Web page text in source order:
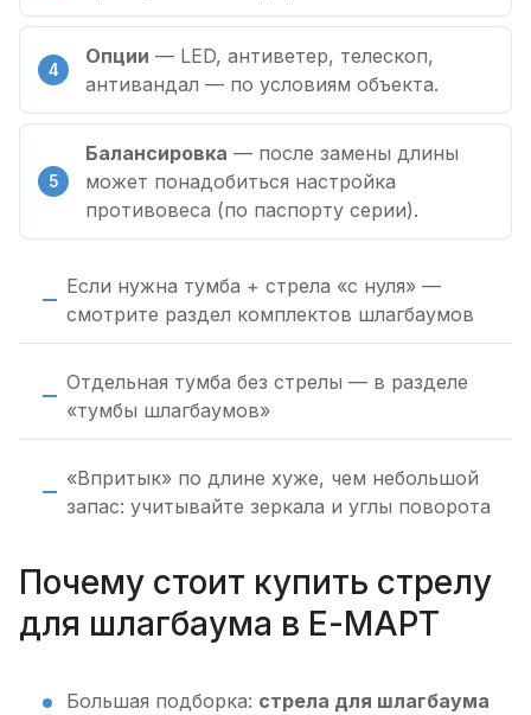
Опции — LED, антиветер, телескоп,
антивандал — по условиям объекта.
Балансировка — после замены длины
может понадобиться настройка
противовеса (по паспорту серии).
Если нужна тумба + стрела «с нуля» —
смотрите раздел комплектов шлагбаумов
Отдельная тумба без стрелы — в разделе
«тумбы шлагбаумов»
«Впритык» по длине хуже, чем небольшой
запас: учитывайте зеркала и углы поворота
Почему стоит купить стрелу
для шлагбаума в Е-МАРТ
Большая подборка: стрела для шлагбаума